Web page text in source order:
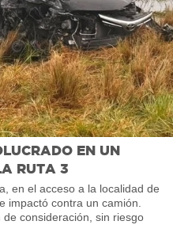
EN UN
RUTA 3
en el acceso a la localidad de
impactó contra un camión.
consideración, sin riesgo